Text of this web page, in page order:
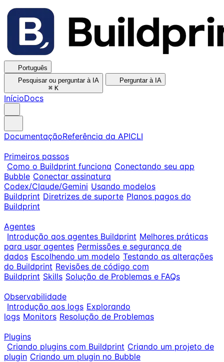
Português
Pesquisar ou perguntar à IA
⌘ K
Perguntar à IA
InícioDocs
DocumentaçãoReferência da APICLI
Primeiros passos
Como o Buildprint funciona Conectando seu app
Bubble Conectar assinatura
Codex/Claude/Gemini Usando modelos
Buildprint Diretrizes de suporte Planos pagos do
Buildprint
Agentes
Introdução aos agentes Buildprint Melhores práticas
para usar agentes Permissões e segurança de
dados Escolhendo um modelo Testando as alterações
do Buildprint Revisões de código com
Buildprint Skills Solução de Problemas e FAQs
Observabilidade
Introdução aos logs Explorando
logs Monitors Resolução de Problemas
Plugins
Criando plugins com Buildprint Criando um projeto de
plugin Criando um plugin no Bubble